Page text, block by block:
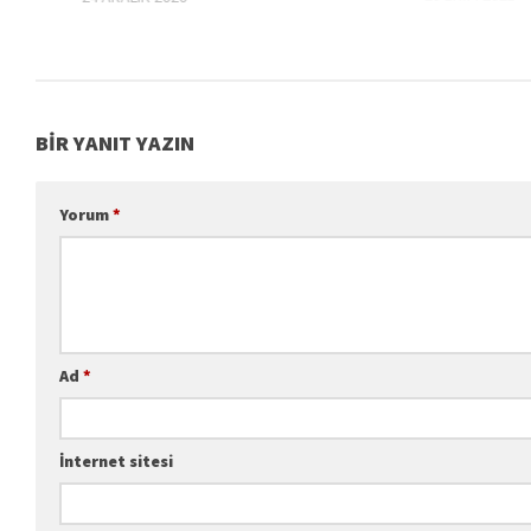
BIR YANIT YAZIN
Yorum*
Ad *
İnternet sitesi